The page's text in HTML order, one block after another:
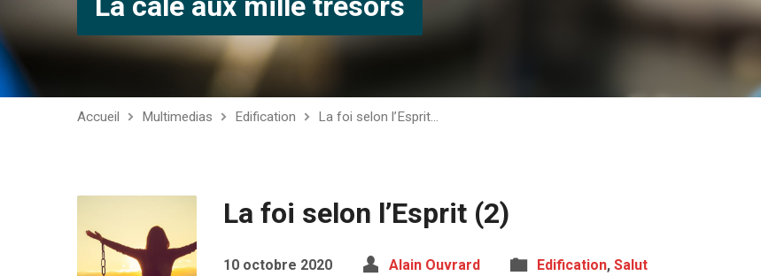
Accueil Multimedias Edification La foi selon l’Esprit…
La foi selon l’Esprit (2)
10 octobre 2020 Alain Ouvrard Edification, Salut